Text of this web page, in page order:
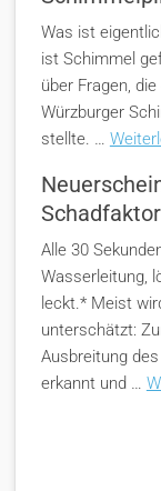
Was ist
ist Schimmel
über Fragen,
Würzburger
stellte. …
Alle 30
Wasserleitung,
leckt.* Meist
unterschätzt:
Ausbreitung
erkannt und …